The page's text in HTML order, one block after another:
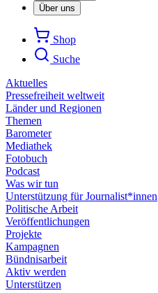
Über uns
Shop
Suche
Aktuelles
Pressefreiheit weltweit
Länder und Regionen
Themen
Barometer
Mediathek
Fotobuch
Podcast
Was wir tun
Unterstützung für Journalist*innen
Politische Arbeit
Veröffentlichungen
Projekte
Kampagnen
Bündnisarbeit
Aktiv werden
Unterstützen